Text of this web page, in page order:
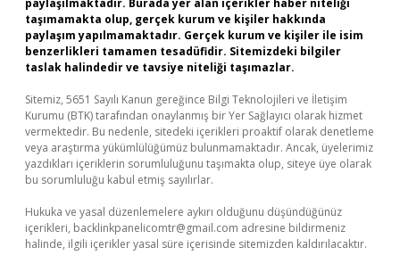
paylaşılmaktadır. Burada yer alan içerikler haber niteliği
taşımamakta olup, gerçek kurum ve kişiler hakkında
paylaşım yapılmamaktadır. Gerçek kurum ve kişiler ile isim
benzerlikleri tamamen tesadüfidir. Sitemizdeki bilgiler
taslak halindedir ve tavsiye niteliği taşımazlar.
Sitemiz, 5651 Sayılı Kanun gereğince Bilgi Teknolojileri ve İletişim
Kurumu (BTK) tarafından onaylanmış bir Yer Sağlayıcı olarak hizmet
vermektedir. Bu nedenle, sitedeki içerikleri proaktif olarak denetleme
veya araştırma yükümlülüğümüz bulunmamaktadır. Ancak, üyelerimiz
yazdıkları içeriklerin sorumluluğunu taşımakta olup, siteye üye olarak
bu sorumluluğu kabul etmiş sayılırlar.
Hukuka ve yasal düzenlemelere aykırı olduğunu düşündüğünüz
içerikleri, backlinkpanelicomtr@gmail.com adresine bildirmeniz
halinde, ilgili içerikler yasal süre içerisinde sitemizden kaldırılacaktır.